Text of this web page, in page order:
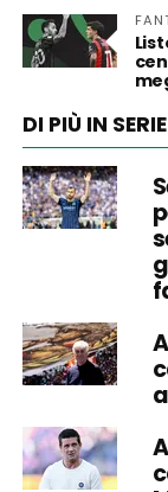
DI PIÙ IN